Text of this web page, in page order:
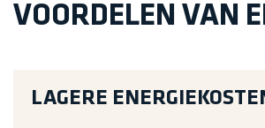
VOORDELEN VAN
LAGERE